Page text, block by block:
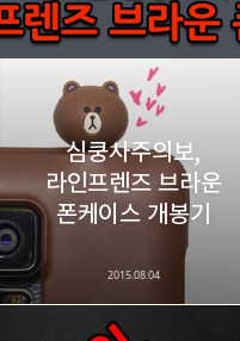
다방면의 깊은 관심과 얕은 이
비주류이자 진화하는 영원한 주
구독하기
구독하기 카카오
카카오스토리 밴드
심쿵사주의보,
라인프렌즈 브라운
폰케이스 개봉기
2015.08.04